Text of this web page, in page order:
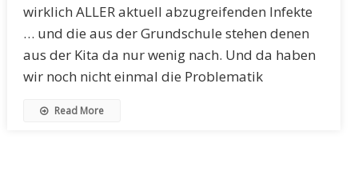
wirklich ALLER aktuell abzugreifenden Infekte
… und die aus der Grundschule stehen denen
aus der Kita da nur wenig nach. Und da haben
wir noch nicht einmal die Problematik
Read More